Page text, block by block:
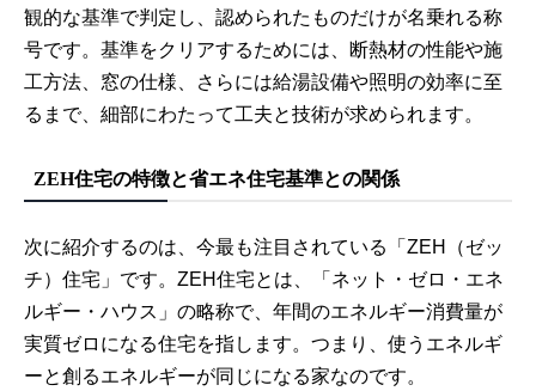
観的な基準で判定し、認められたものだけが名乗れる称
号です。基準をクリアするためには、断熱材の性能や施
工方法、窓の仕様、さらには給湯設備や照明の効率に至
るまで、細部にわたって工夫と技術が求められます。
ZEH住宅の特徴と省エネ住宅基準との関係
次に紹介するのは、今最も注目されている「ZEH（ゼッ
チ）住宅」です。ZEH住宅とは、「ネット・ゼロ・エネ
ルギー・ハウス」の略称で、年間のエネルギー消費量が
実質ゼロになる住宅を指します。つまり、使うエネルギ
ーと創るエネルギーが同じになる家なのです。